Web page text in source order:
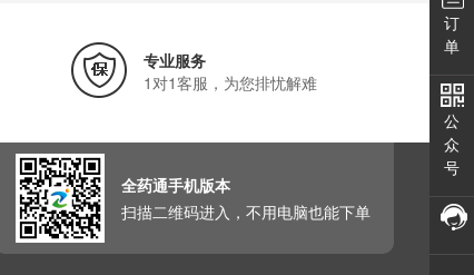
订
单
公
众
号
专业服务
1对1客服，为您排忧解难
全药通手机版本
扫描二维码进入，不用电脑也能下单